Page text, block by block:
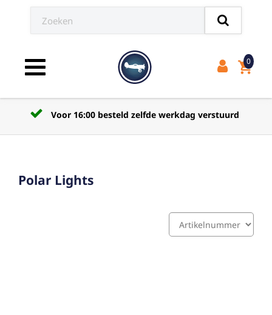
Toggle navigation shopping_cart
0
Voor 16:00 besteld zelfde werkdag verstuurd
Polar Lights